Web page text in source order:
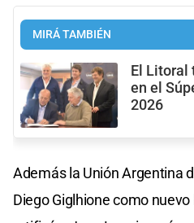
MIRÁ TAMBIÉN
El Litoral
en el
2026
Además la Unión Argentina
Diego Giglhione como